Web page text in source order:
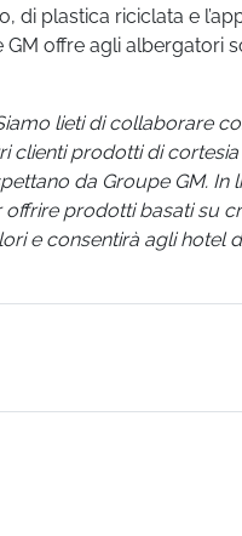
di plastica riciclata e
offre agli albergatori
lieti di collaborare
clienti prodotti di
da Groupe GM. In
prodotti basati su
e consentirà agli hotel